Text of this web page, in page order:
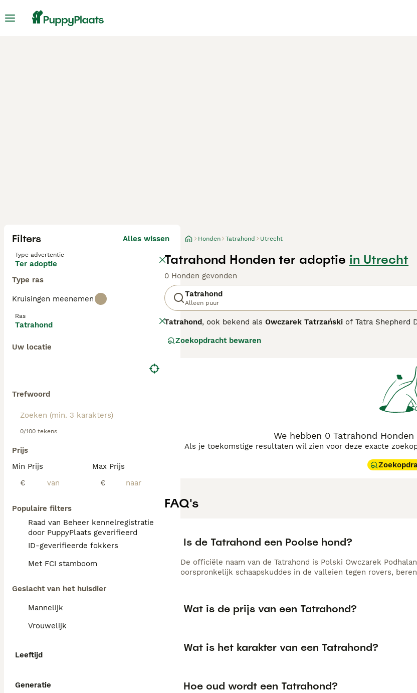
Filters Alles wissen
Type advertentie
Ter adoptie
Type ras
Kruisingen meenemen
Ras
Tatrahond
Uw locatie
Trefwoord
0/100 tekens
Prijs
Min Prijs
€
Max Prijs
€
Populaire filters
Raad van Beheer kennelregistratie
door PuppyPlaats geverifieerd
ID-geverifieerde fokkers
Met FCI stamboom
Geslacht van het huisdier
Mannelijk
Vrouwelijk
Leeftijd
Generatie
Honden Tatrahond Utrecht
Tatrahond Honden ter adoptie in Utrecht
0 Honden gevonden
Tatrahond
Alleen puur
Tatrahond, ook bekend als Owczarek Tatrzański of Tatra Shepherd
Tatrahondvalt op door zijn grote formaat, met een schofthoogte
hun gezin en bezitten een sterke beschermingsdrang. Het zijn
omgeving met veel ruimte, waar ze hun natuurlijke neiging om te
socialisatie en is minder geschikt voor ervaren hondenbezitters die
Zoekopdracht bewaren
We hebben 0 Tatrahond
Als je toekomstige resultaten wil zien voor deze exacte
FAQ's
Is de Tatrahond een Poolse hond?
De officiële naam van de Tatrahond is Polski Owczarek
oorspronkelijk schaapskuddes in de valleien tegen rovers,
Wat is de prijs van een Tatrahond?
Wat is het karakter van een Tatrahond?
Hoe oud wordt een Tatrahond?